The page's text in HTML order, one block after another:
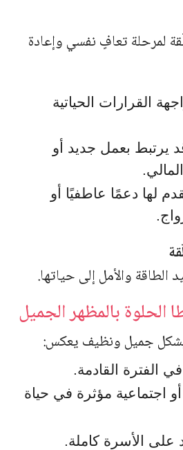
لمرحلة تعافٍ نفسي وإعادة
القرارات الحياتية
يرتبط بعمل جديد أو
لها دعمًا عاطفيًا أو
والأمل إلى حياتها.
الحلوة بالمظهر الجميل
بشكل جميل ونظيف يعكس:
الفترة القادمة.
اجتماعية مؤثرة في حياة
على الأسرة كاملة.